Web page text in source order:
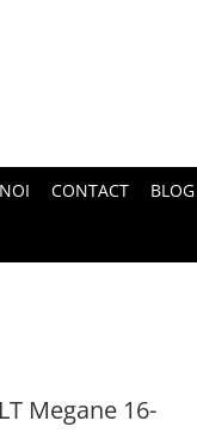
CONTACT BLOG
Megane 16-